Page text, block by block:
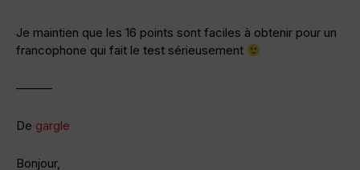
Je maintien que les 16 points sont faciles à obtenir pour un
francophone qui fait le test sérieusement
———
De gargle
Bonjour,